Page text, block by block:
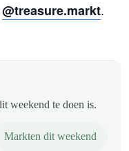
@treasure.markt.
weekend te doen is.
Markten dit weekend